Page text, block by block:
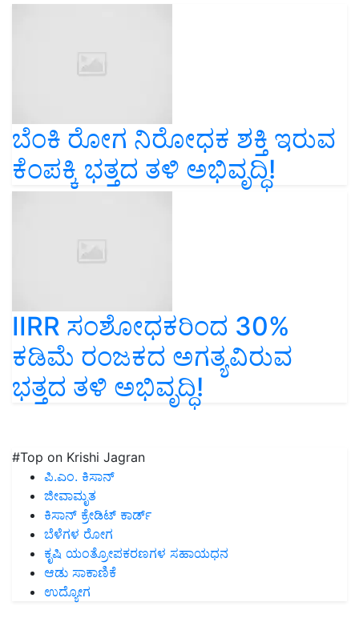
ಬೆಂಕಿ ರೋಗ ನಿರೋಧಕ ಶಕ್ತಿ ಇರುವ
ಕೆಂಪಕ್ಕಿ ಭತ್ತದ ತಳಿ ಅಭಿವೃದ್ಧಿ!
IIRR ಸಂಶೋಧಕರಿಂದ 30%
ಕಡಿಮೆ ರಂಜಕದ ಅಗತ್ಯವಿರುವ
ಭತ್ತದ ತಳಿ ಅಭಿವೃದ್ಧಿ!
#Top on Krishi Jagran
ಪಿ.ಎಂ. ಕಿಸಾನ್
ಜೀವಾಮೃತ
ಕಿಸಾನ್ ಕ್ರೇಡಿಟ್ ಕಾರ್ಡ್
ಬೆಳೆಗಳ ರೋಗ
ಕೃಷಿ ಯಂತ್ರೋಪಕರಣಗಳ ಸಹಾಯಧನ
ಆಡು ಸಾಕಾಣಿಕೆ
ಉದ್ಯೋಗ